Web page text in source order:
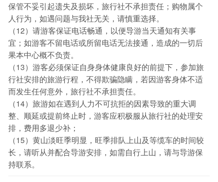
保管不妥引起遗失及损坏，旅行社不承担责任；购物属个
人行为，如遇问题与我社无关，请慎重选择。
（12）请游客保证电话畅通，以便导游当天通知有关事
宜；如游客不留电话或所留电话无法接通，造成的一切后
果本中心概不负责。
（13）游客必须保证自身身体健康良好的前提下，参加旅
行社安排的旅游行程，不得欺骗隐瞒，若因游客身体不适
而发生任何意外，旅行社不承担责任。
（14）旅游如在遇到人力不可抗拒的因素导致的重大调
整、顺延或提前终止时，游客应积极服从旅行社的处理安
排，费用多退少补；
（15）黄山淡旺季明显，旺季排队上山及等缆车的时间较
长，请听从并配合导游安排，如需自行上山，请与导游保
持联系。